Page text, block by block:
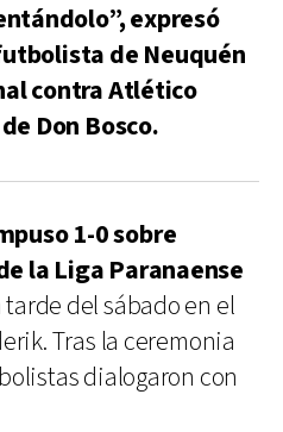
expresó
de Neuquén
contra Atlético
Don Bosco.
1-0 sobre
la Liga Paranaense
tarde del sábado en el
Tras la ceremonia
dialogaron con